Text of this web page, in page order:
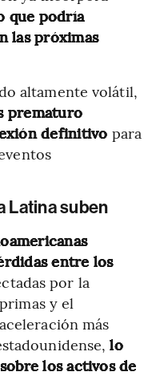
que podría
las próximas
altamente volátil,
prematuro
definitivo para
Latina suben
entre los
por la
y el
más
lo
los activos de